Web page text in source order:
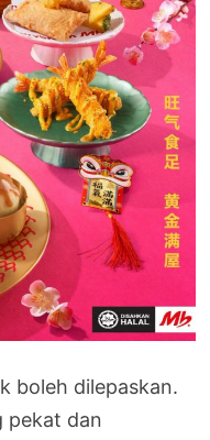
boleh dilepaskan.
pekat dan